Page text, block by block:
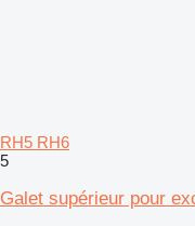
RH5 RH6
5
Galet supérieur pour